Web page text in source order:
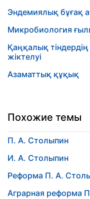
Эндемиялық бұғақ
Микробиология
Қаңқалық
жіктелуі
Азаматтық құқық
Похожие темы
П. А. Столыпин
И. А. Столыпин
Реформа П. А.
Аграрная реформа